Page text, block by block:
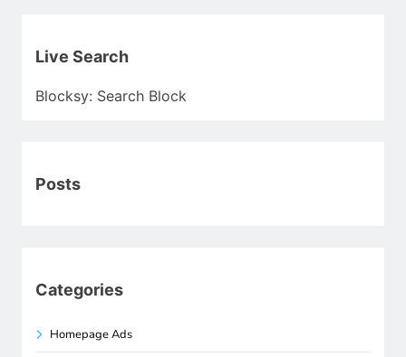
Live Search
Blocksy: Search Block
Posts
Categories
Homepage Ads